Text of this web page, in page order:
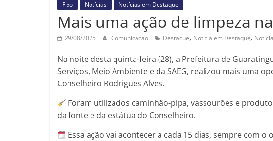
Fixo Notícias Notícias em Destaque
Mais uma ação de limpeza
29/08/2025 Comunicacao Destaque, Notícia em Destaque,
Na noite desta quinta-feira (28), a Prefeitura de
Serviços, Meio Ambiente e da SAEG, realizou mais uma
Conselheiro Rodrigues Alves.
Foram utilizados caminhão-pipa, vassourões e
da fonte e da estátua do Conselheiro.
Essa ação vai acontecer a cada 15 dias, sempre com